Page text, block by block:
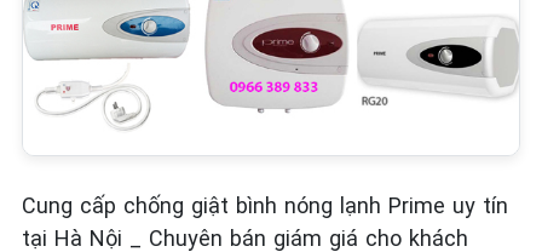
Cung cấp chống giật bình nóng lạnh Prime uy tín
tại Hà Nội _ Chuyên bán giám giá cho khách